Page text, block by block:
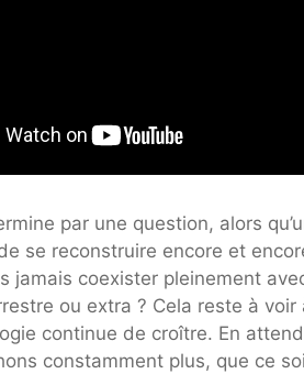
par une question, alors
se reconstruire encore et
jamais coexister pleinement
ou extra ? Cela reste à
continue de croître. En
constamment plus, que ce